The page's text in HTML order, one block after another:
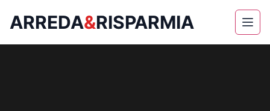
ARREDA&RISPARMIA